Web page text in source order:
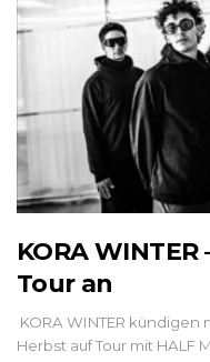
KORA
Tour an
KORA WINTER kündigen
Herbst auf Tour mit HALF